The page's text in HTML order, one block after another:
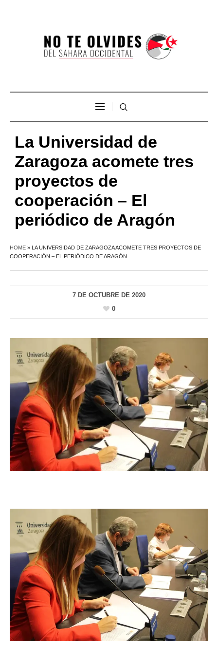
La Universidad de
Zaragoza acomete tres
proyectos de
cooperación – El
periódico de Aragón
HOME » LA UNIVERSIDAD DE ZARAGOZA ACOMETE TRES PROYECTOS DE
COOPERACIÓN – EL PERIÓDICO DE ARAGÓN
7 DE OCTUBRE DE 2020
0